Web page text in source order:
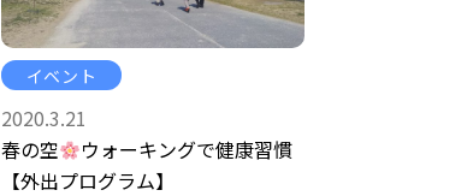
イベント
2020.3.21
春の空
ウォーキングで健康習慣
【外出プログラム】